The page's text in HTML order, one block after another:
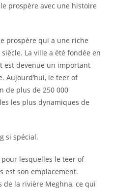
prospère avec une histoire
prospère qui a une riche
La ville a été fondée en
est devenue un important
Aujourd’hui, le teer of
de plus de 250 000
les plus dynamiques de
si spécial.
pour lesquelles le teer of
est son emplacement.
de la rivière Meghna, ce qui